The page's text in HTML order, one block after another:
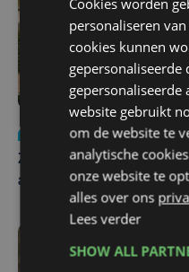
Nieuws Update
Zwaar ongeval op E403
afgesloten
personaliseren
cookies kunnen
gepersonaliseerde
website gebruikt
om de website te
analytische
onze website te
alles over ons
Lees verder
SHOW ALL